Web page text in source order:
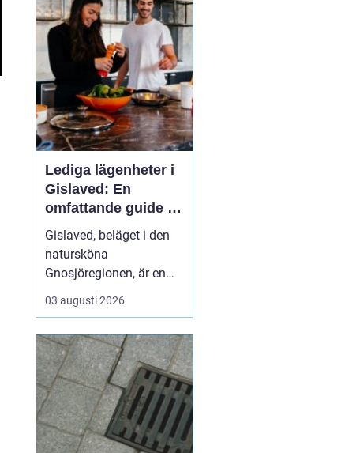
kronor, men många är
osäkra på hur de ska gå
till väga när de
Lediga lägenheter i
Gislaved: En
omfattande guide till
rätt val
Gislaved, beläget i den
natursköna
Gnosjöregionen, är en
charmig kommun i
Jönköpings län känt för
och härliga natur. Med
närheten till Nissan, som
flyter genom kommunen
...
03 augusti 2026